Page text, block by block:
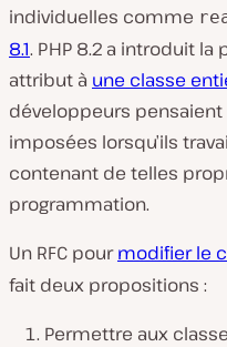
individuelles comme
8.1. PHP 8.2 a introduit la
attribut à une classe
développeurs
imposées lorsqu’ils
contenant de telles
programmation.
Un RFC pourmodifier le
fait deux propositions :
Permettre aux